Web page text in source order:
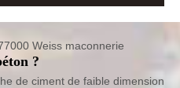
?
de ciment de faible dimension